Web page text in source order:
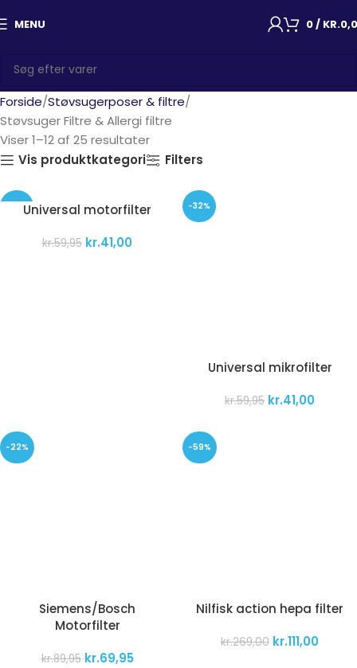
MENU 0/ KR.
Forside Støvsugerposer & filtre
Støvsuger Filtre & Allergi filtre
Viser 1–12 af 25 resultater
Vis produktkategori
Filters
-32%Universal motorfilter
kr.59,95 kr.41,00
-32%
Universal mikrofilter
kr.59,95 kr.41,00
-22%
Siemens/Bosch
Motorfilter
kr.89,95 kr.69,95
-59%
Nilfisk action hepa filter
kr.269,00 kr.111,00